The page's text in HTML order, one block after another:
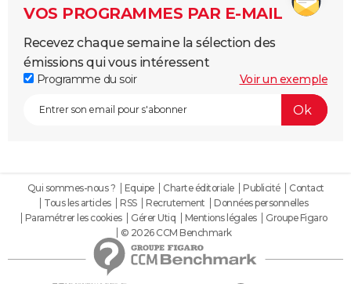
VOS PROGRAMMES PAR E-MAIL
Recevez chaque semaine la sélection des
émissions qui vous intéressent
Programme du soir Voir un exemple
Qui sommes-nous ? Equipe Charte éditoriale Publicité
Contact
Tous les articles
RSS Recrutement
Données personnelles
Paramétrer les cookies
Gérer Utiq Mentions légales
Groupe Figaro
© 2026 CCM Benchmark